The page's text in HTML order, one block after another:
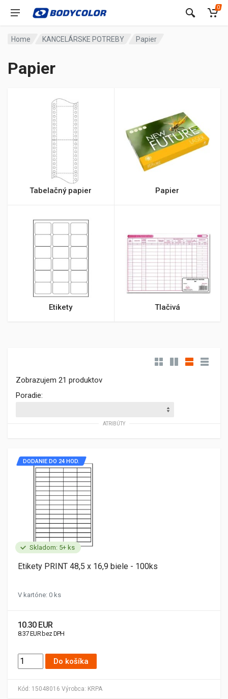
0
Home KANCELÁRSKE POTREBY Papier
Papier
Tabelačný papier Papier
Etikety Tlačivá
Zobrazujem 21 produktov
Poradie:
ATRIBÚTY
Skladom: 5+ ks
Kód: 15048016 Výrobca: KRPA
DODANIE DO 24 HOD.
Etikety PRINT 48,5 x 16,9 biele - 100ks
V kartóne: 0 ks
10.30 EUR
8.37 EUR bez DPH
Do košíka